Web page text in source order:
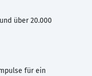
über 20.000
für ein